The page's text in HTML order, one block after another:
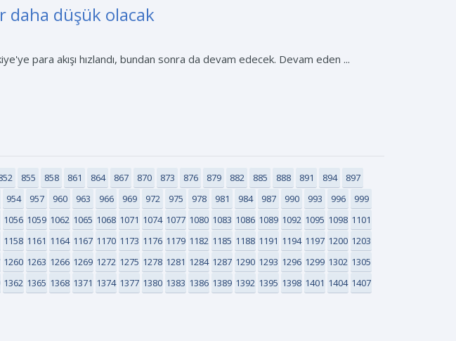
daha düşük olacak
para akışı hızlandı, bundan sonra da devam edecek. Devam eden ...
855 858 861 864 867 870 873 876 879 882 885 888 891 894
897
954 957 960 963 966 969 972 975 978 981 984 987 990 993 996
999
1056 1059 1062 1065 1068 1071 1074 1077 1080 1083 1086 1089 1092 1095 1098 1101
1158 1161 1164 1167 1170 1173 1176 1179 1182 1185 1188 1191 1194 1197 1200 1203
1260 1263 1266 1269 1272 1275 1278 1281 1284 1287 1290 1293 1296 1299 1302 1305
1362 1365 1368 1371 1374 1377 1380 1383 1386 1389 1392 1395 1398 1401 1404 1407